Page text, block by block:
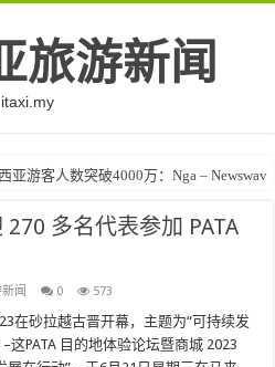
旅游新闻
itaxi.my
亚游客人数突破4000万：Nga – Newswav
多名代表参加 PATA
闻 0 573
在砂拉越古晋开幕，主题为“可持续发
这PATA 目的地体验论坛暨商城 2023